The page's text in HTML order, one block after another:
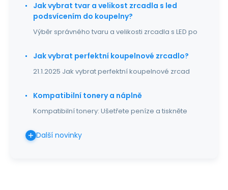
Jak vybrat tvar a velikost zrcadla s led
podsvícením do koupelny?
Výběr správného tvaru a velikosti zrcadla s LED po
Jak vybrat perfektní koupelnové zrcadlo?
21.1.2025 Jak vybrat perfektní koupelnové zrcad
Kompatibilní tonery a náplně
Kompatibilní tonery: Ušetřete peníze a tiskněte
Další novinky